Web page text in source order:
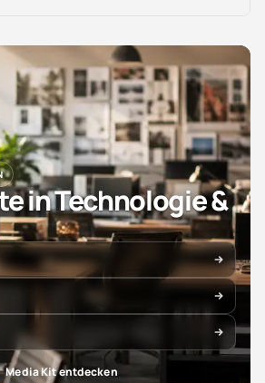
in Technologie &
Media Kit entdecken